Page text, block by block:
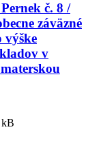
č. 8 /
záväzné
výške
v